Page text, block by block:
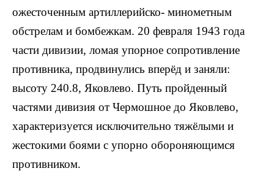
ожесточенным артиллерийско- минометным
обстрелам и бомбежкам. 20 февраля 1943 года
части дивизии, ломая упорное сопротивление
противника, продвинулись вперёд и заняли:
высоту 240.8, Яковлево. Путь пройденный
частями дивизия от Чермошное до Яковлево,
характеризуется исключительно тяжёлыми и
жестокими боями с упорно обороняющимся
противником.